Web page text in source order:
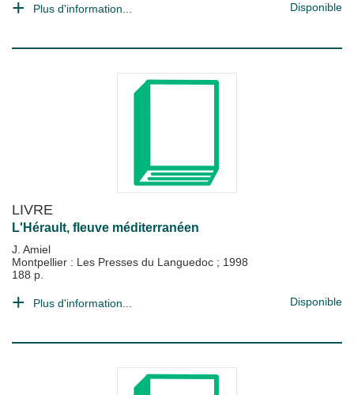
Plus d'information... Disponible
LIVRE
L'Hérault, fleuve méditerranéen
J. Amiel
Montpellier : Les Presses du Languedoc ; 1998
188 p.
Plus d'information... Disponible